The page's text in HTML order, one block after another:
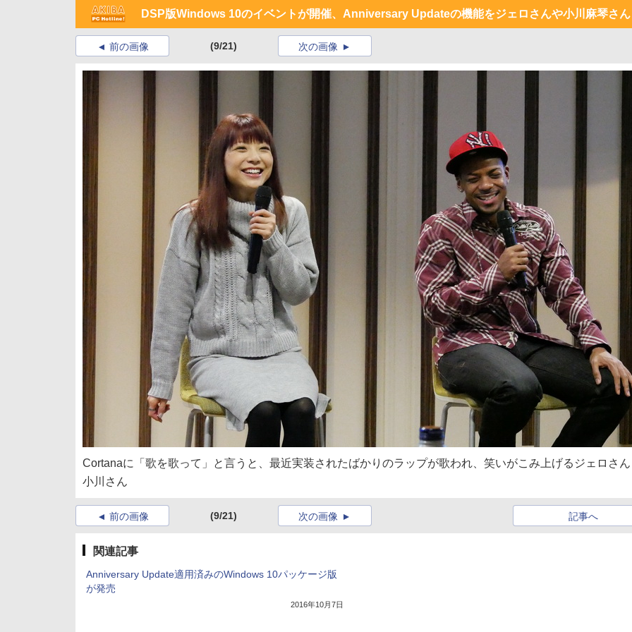
DSP版Windows 10のイベントが開催、Anniversary Updateの機能をジェロさんや小川麻琴さ
前の画像 (9/21) 次の画像
Cortanaに「歌を歌って」と言うと、最近実装されたばかりのラップが歌われ、笑いがこみ上げるジェロさ
小川さん
前の画像 (9/21) 記事へ
次の画像
関連記事
Anniversary Update適用済みのWindows 10パッケージ版
が発売
2016年10月7日